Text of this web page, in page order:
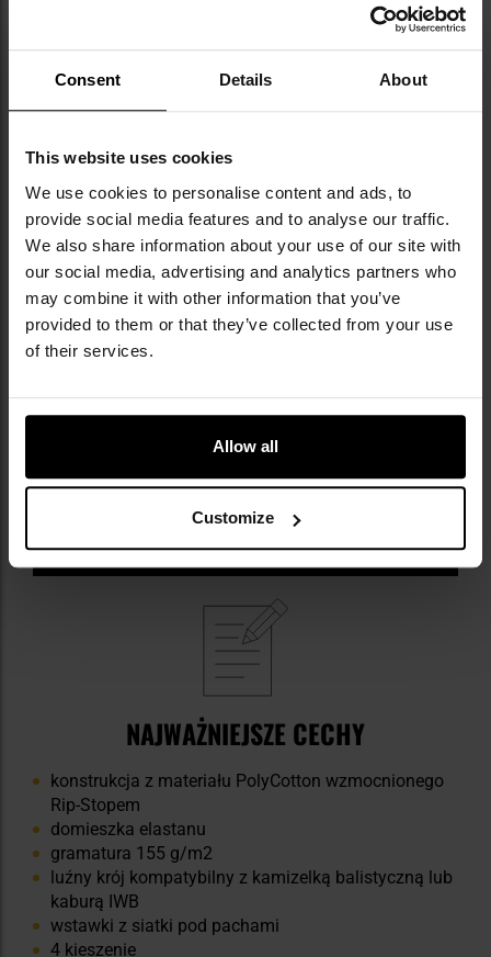
Consent Details About
This website uses cookies
We use cookies to personalise content and ads, to
provide social media features and to analyse our traffic.
We also share information about your use of our site with
our social media, advertising and analytics partners who
may combine it with other information that you’ve
provided to them or that they’ve collected from your use
of their services.
Allow all
Customize
LISTWA GUZIKOWA, SZLUFKA,
USZTYWNIONY KOŁNIERZYK
Zapięcie główne stanowi
okularów. Niewielkieusztywnienie w przedniej części
pod kołnierzykiemzapobiega jego rolowaniu się.
NAJWAŻNIEJSZE CECHY
konstrukcja z materiału PolyCotton wzmocnionego
Rip-Stopem
domieszka elastanu
gramatura 155 g/m2
luźny krój kompatybilny z kamizelką balistyczną lub
kaburą IWB
wstawki z siatki pod pachami
4 kieszenie